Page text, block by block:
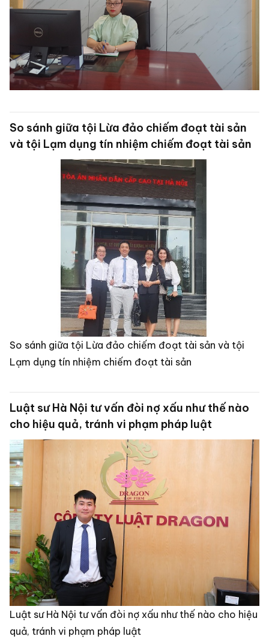
So sánh giữa tội Lừa đảo chiếm đoạt tài sản
và tội Lạm dụng tín nhiệm chiếm đoạt tài sản
So sánh giữa tội Lừa đảo chiếm đoạt tài sản và tội
Lạm dụng tín nhiệm chiếm đoạt tài sản
Luật sư Hà Nội tư vấn đòi nợ xấu như thế nào
cho hiệu quả, tránh vi phạm pháp luật
Luật sư Hà Nội tư vấn đòi nợ xấu như thế nào cho hiệu
quả, tránh vi phạm pháp luật